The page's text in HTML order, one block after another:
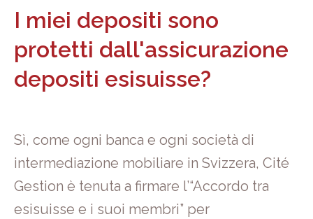
I miei depositi sono
protetti dall'assicurazione
depositi esisuisse?
Sì, come ogni banca e ogni società di
intermediazione mobiliare in Svizzera, Cité
Gestion è tenuta a firmare l’“Accordo tra
esisuisse e i suoi membri” per